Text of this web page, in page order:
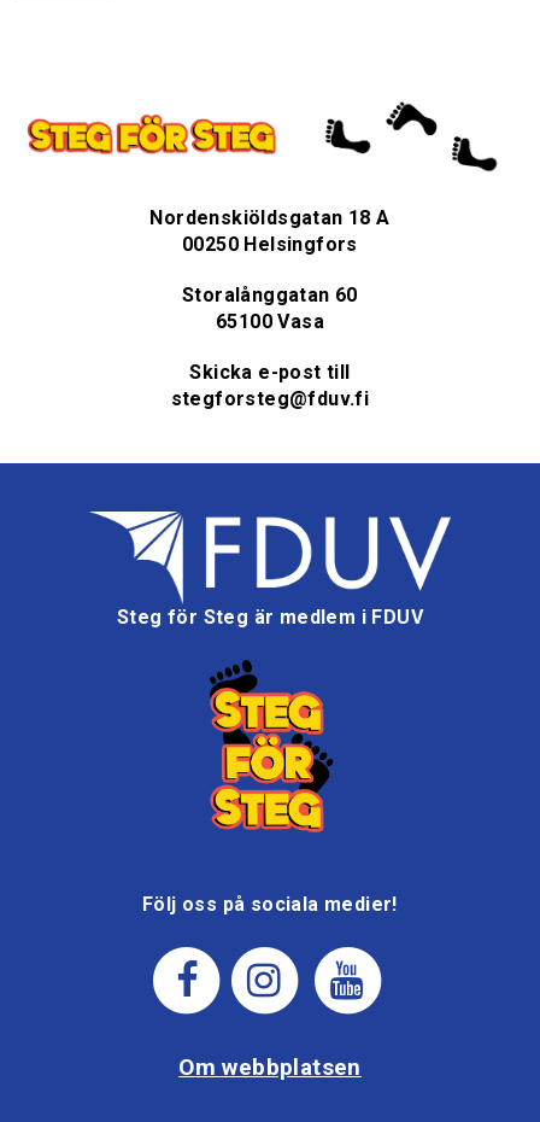
Nordenskiöldsgatan 18 A
00250 Helsingfors
Storalånggatan 60
65100 Vasa
Skicka e-post till
stegforsteg@fduv.fi
Steg för Steg är medlem i FDUV
Följ oss på sociala medier!
Om webbplatsen